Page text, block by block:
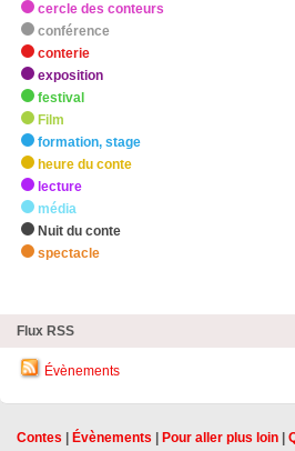
cercle des conteurs
conférence
conterie
exposition
festival
Film
formation, stage
heure du conte
lecture
média
Nuit du conte
spectacle
Flux RSS
Évènements
Contes Évènements Pour aller plus loin|